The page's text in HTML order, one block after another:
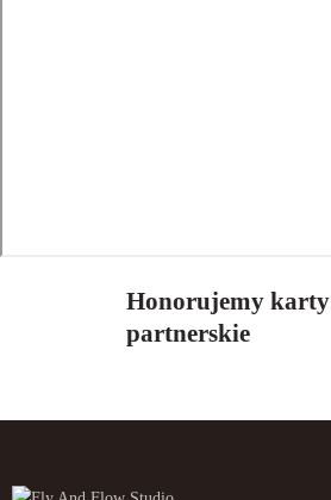
Honorujemy karty
partnerskie